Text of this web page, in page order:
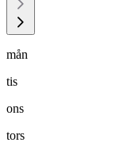
mån
tis
ons
tors